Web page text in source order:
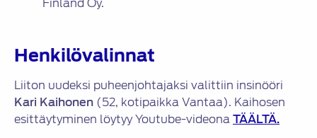
Henkilövalinnat
Liiton uudeksi puheenjohtajaksi valittiin insinööri
Kari Kaihonen (52, kotipaikka Vantaa). Kaihosen
esittäytyminen löytyy Youtube-videonaTÄÄLTÄ.